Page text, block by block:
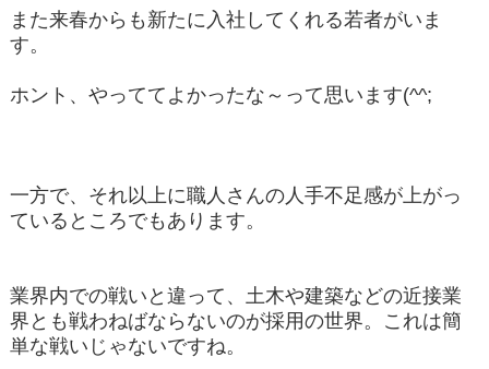
また来春からも新たに入社してくれる若者がいま
す。
ホント、やっててよかったな～って思います(^^;
一方で、それ以上に職人さんの人手不足感が上がっ
ているところでもあります。
業界内での戦いと違って、土木や建築などの近接業
界とも戦わねばならないのが採用の世界。これは簡
単な戦いじゃないですね。